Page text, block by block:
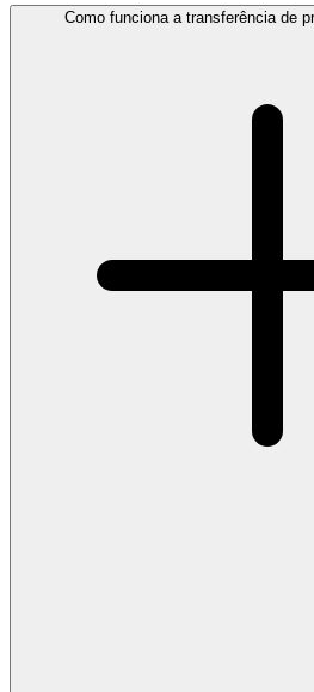
Como funciona a transferência de